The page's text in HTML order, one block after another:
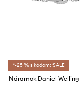
*-25 % s kódom: SALE
Náramok Daniel